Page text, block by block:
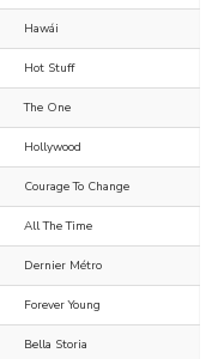
Hawái
Hot Stuff
The One
Hollywood
Courage To Change
All The Time
Dernier Métro
Forever Young
Bella Storia